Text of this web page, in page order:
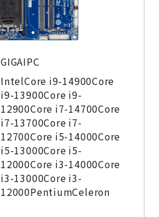
GIGAIPC
IntelCore i9-14900Core
i9-13900Core i9-
12900Core i7-14700Core
i7-13700Core i7-
12700Core i5-14000Core
i5-13000Core i5-
12000Core i3-14000Core
i3-13000Core i3-
12000PentiumCeleron